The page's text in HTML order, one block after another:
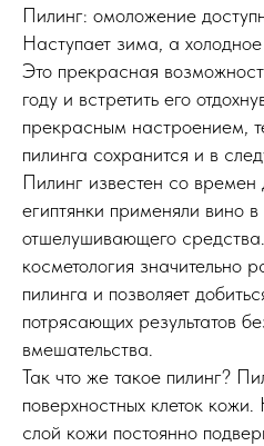
Пилинг: омоложение
Наступает зима, а
Это прекрасная
году и встретить его
прекрасным настроением,
пилинга сохранится и в
Пилинг известен со
египтянки применяли вино в
отшелушивающего
косметология значительно
пилинга и позволяет
потрясающих результатов
вмешательства.
Так что же такое пилинг?
поверхностных клеток
слой кожи постоянно